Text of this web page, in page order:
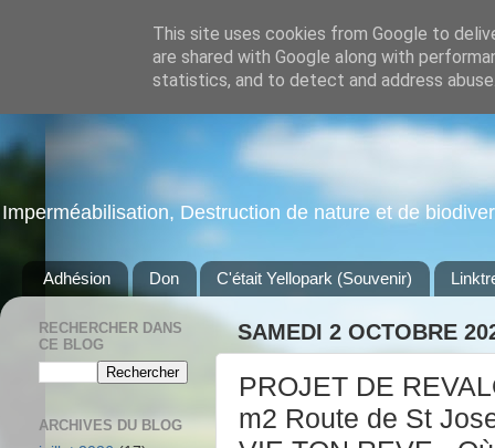
Imperméabilisation, Destruction de nature et de
Adhésion Don C'était Yellopark (Souvenir)
SAMEDI 2 OCTOBRE
PROJET DE
m2 Route de St
RECHERCHER DANS
CE BLOG
ARCHIVES DU BLOG
This site uses cookies from Google to
are shared with Google along with
statistics, and to detect and address